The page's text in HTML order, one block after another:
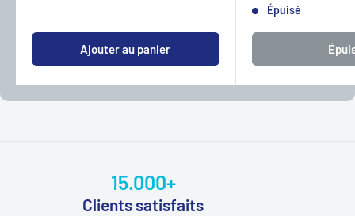
Ajouter au panier
Épuisé
15.000+
Clients satisfaits